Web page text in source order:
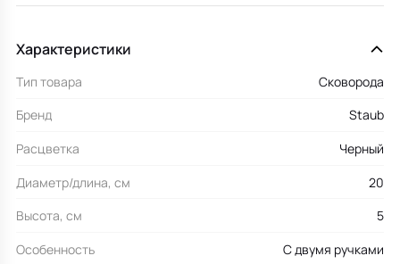
Характеристики
Тип товара
Сковорода
Бренд
Staub
Расцветка
Черный
Диаметр/длина, см
20
Высота, см
5
Особенность
С двумя ручками